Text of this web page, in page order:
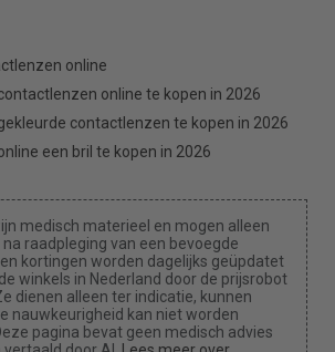
online
online te kopen in 2026
contactlenzen te kopen in 2026
een bril te kopen in 2026
medisch materieel en mogen alleen
raadpleging van een bevoegde
kortingen worden dagelijks geüpdatet
winkels in Nederland door de prijsrobot
dienen alleen ter indicatie, kunnen
nauwkeurigheid kan niet worden
pagina bevat geen medisch advies